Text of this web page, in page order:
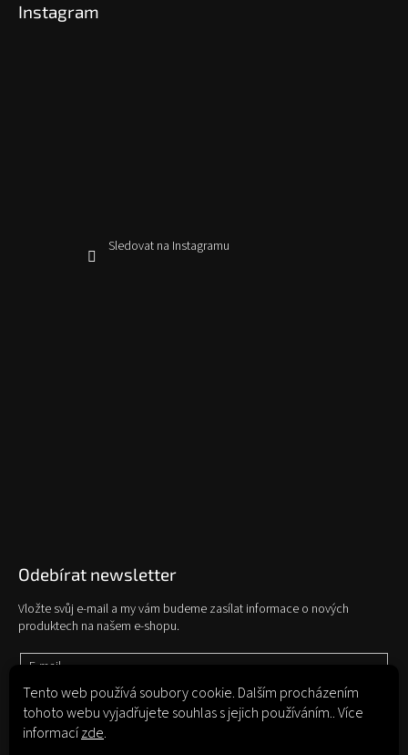
Tento web používá soubory cookie. Dalším procházením
tohoto webu vyjadřujete souhlas s jejich používáním.. Více
informacízde.
Instagram
Sledovat na Instagramu
Odebírat newsletter
Vložte svůj e-mail a my vám budeme zasílat informace o nových
produktech na našem e-shopu.
E-mail
Vložením e-mailu souhlasíte spodmínkami ochrany osobních údajů